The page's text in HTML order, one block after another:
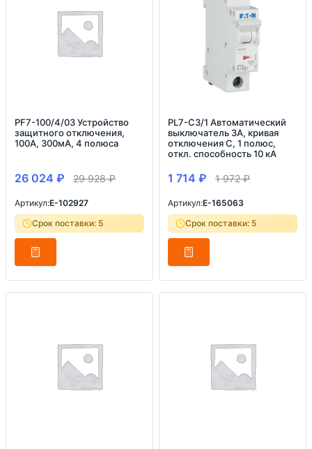
PF7-100/4/03 Устройство
защитного отключения,
100А, 300мА, 4 полюса
26 024 ₽ 29 928₽
Артикул:E-102927
Срок поставки: 5
PL7-C3/1 Автоматический
выключатель 3А, кривая
отключения С, 1 полюс,
откл. способность 10 кА
1 714 ₽ 1 972₽
Артикул:E-165063
Срок поставки: 5